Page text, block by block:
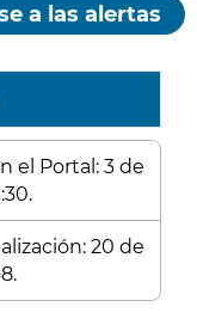
a las alertas
el Portal: 3 de
20 de